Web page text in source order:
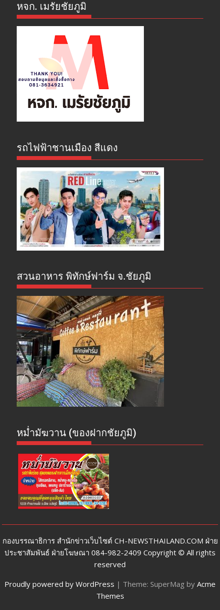
หจก. เมรัยชัยภูมิ
รถไฟฟ้าชานเมือง สีแดง
สวนอาหาร พิทักษ์ฟาร์ม จ.ชัยภูมิ
หม่ำมัฆวาน (ของฝากชัยภูมิ)
กองบรรณาธิการ สำนักข่าวเว็บไซต์ CH-NEWSTHAILAND.COM ฝ่าย
ประชาสัมพันธ์ ฝ่ายโฆษณา 084-982-2409 Copyright © All rights
reserved
Proudly powered by WordPress | Theme: SuperMag by Acme
Themes